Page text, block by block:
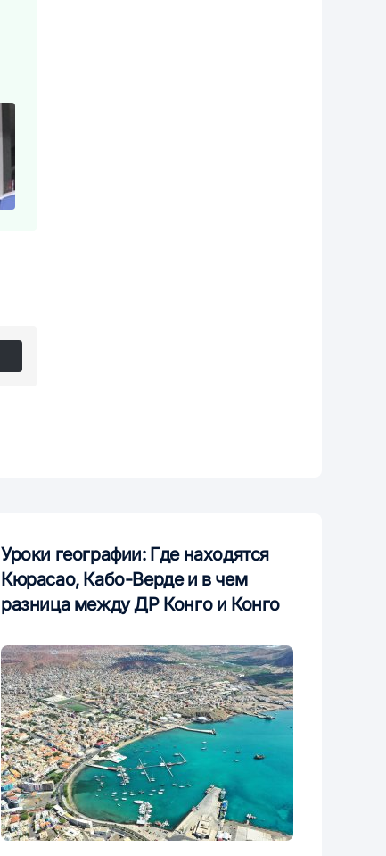
Уроки географии: Где находятся
Кюрасао, Кабо-Верде и в чем
разница между ДР Конго и Конго